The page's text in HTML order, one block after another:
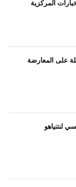
المركزية
على المعارضة
لنتنياهو